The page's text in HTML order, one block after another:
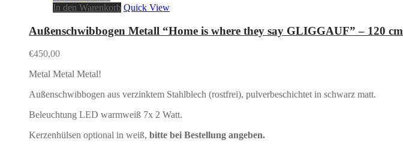
In den Warenkorb Quick View
Außenschwibbogen Metall “Home is where they say GLIGGAUF” – 120 cm
€450,00
Metal Metal Metal!
Außenschwibbogen aus verzinktem Stahlblech (rostfrei), pulverbeschichtet in schwarz matt.
Beleuchtung LED warmweiß 7x 2 Watt.
Kerzenhülsen optional in weiß, bitte bei Bestellung angeben.